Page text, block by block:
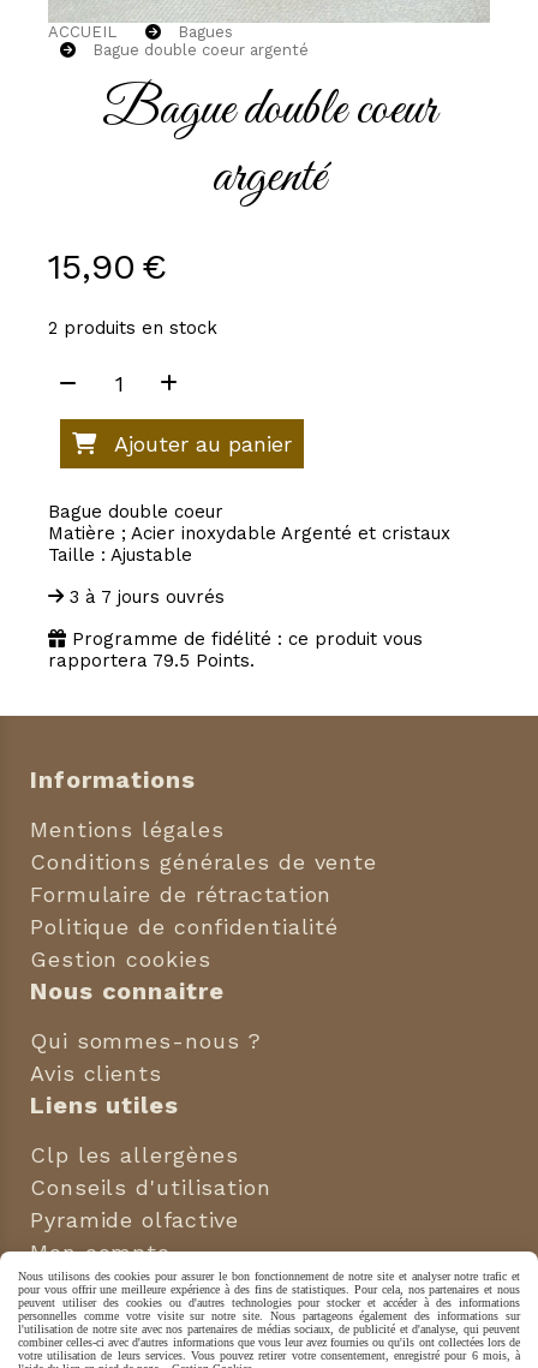
ACCUEIL
Bagues
Bague double coeur argenté
Bague double coeur
argenté
15,90 €
2 produits en stock
Ajouter au panier
Bague double coeur
Matière ; Acier inoxydable Argenté et cristaux
Taille : Ajustable
3 à 7 jours ouvrés
Programme de fidélité : ce produit vous
rapportera 79.5 Points.
Informations
Mentions légales
Conditions générales de vente
Formulaire de rétractation
Politique de confidentialité
Gestion cookies
Nous connaitre
Qui sommes-nous ?
Avis clients
Liens utiles
Clp les allergènes
Conseils d'utilisation
Pyramide olfactive
Mon compte
Nous suivre
 
Nous utilisons des cookies pour assurer le bon fonctionnement de notre site et analyser notre trafic et
pour vous offrir une meilleure expérience à des fins de statistiques. Pour cela, nos partenaires et nous
peuvent utiliser des cookies ou d'autres technologies pour stocker et accéder à des informations
personnelles comme votre visite sur notre site. Nous partageons également des informations sur
l'utilisation de notre site avec nos partenaires de médias sociaux, de publicité et d'analyse, qui peuvent
combiner celles-ci avec d'autres informations que vous leur avez fournies ou qu'ils ont collectées lors de
votre utilisation de leurs services. Vous pouvez retirer votre consentement, enregistré pour 6 mois, à